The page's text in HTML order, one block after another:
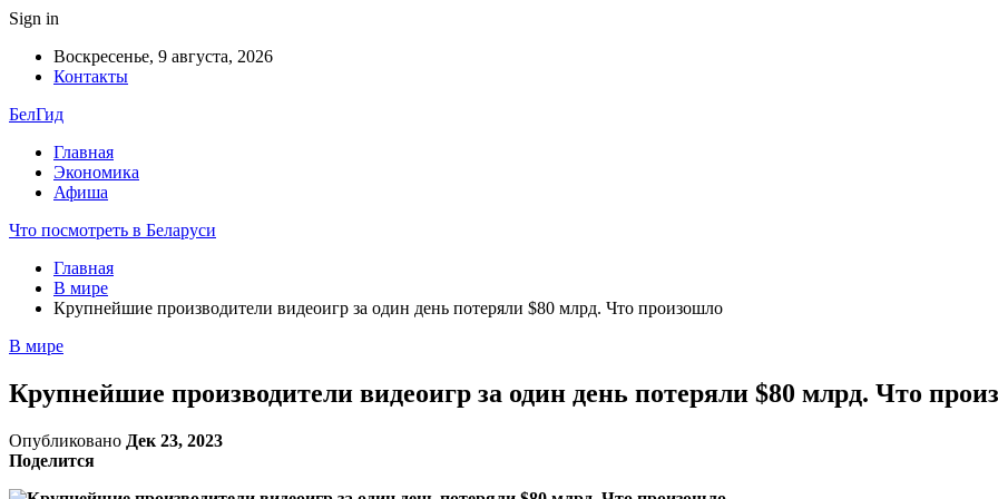
Sign in
Воскресенье, 9 августа, 2026
Контакты
БелГид
Главная
Экономика
Афиша
Что посмотреть в Беларуси
Главная
В мире
Крупнейшие производители видеоигр за один день потеряли $80 млрд. Что произошло
В мире
Крупнейшие производители видеоигр за один день потеряли $80 млрд. Что
Опубликовано Дек 23, 2023
Поделится